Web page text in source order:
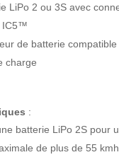
LiPo 2 ou 3S avec
IC5™
de batterie compatible
charge
:
batterie LiPo 2S pour
de plus de 55 kmh